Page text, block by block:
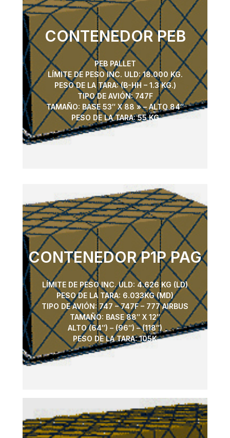
CONTENEDOR PEB
PEB PALLET
LÍMITE DE PESO INC. ULD: 18.000 KG.
PESO DE LA TARA: (B-HH – 1.3 KG.)
TIPO DE AVIÓN: 747F
TAMAÑO: BASE 53″ X 88 » – ALTO 84″
PESO DE LA TARA: 55 KG
CONTENEDOR P1P PAG
LÍMITE DE PESO INC. ULD: 4.626 KG (LD)
PESO DE LA TARA: 6.033KG (MD)
TIPO DE AVIÓN: 747 – 747F – 777 AIRBUS
TAMAÑO: BASE 88″ X 12″
ALTO (64″) – (96″) – (118″)
PESO DE LA TARA: 105K